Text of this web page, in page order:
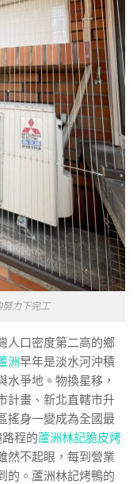
力下完工
人口密度第二高的鄉
洲早年是淡水河沖積
水爭地。物換星移，
計畫、新北直轄市升
搖身一變成為全國最
程的蘆洲林記脆皮烤
然不起眼，每到營業
的。蘆洲林記烤鴨的